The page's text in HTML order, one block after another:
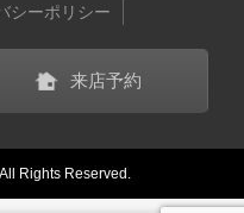
シーポリシー
来店予約
Rights Reserved.